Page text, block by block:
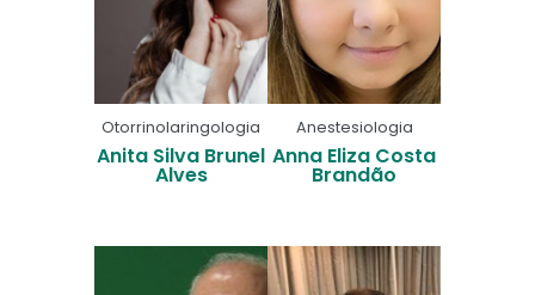
Otorrinolaringologia
Anita Silva Brunel
Alves
Anestesiologia
Anna Eliza Costa
Brandão